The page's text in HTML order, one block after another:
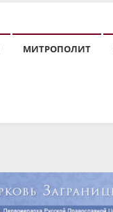
МИТРОПОЛИТ